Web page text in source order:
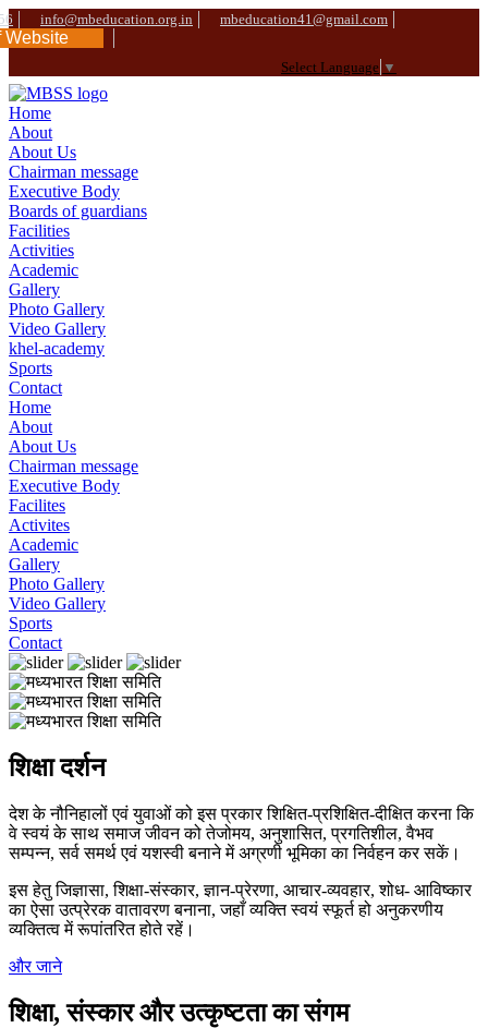
info@mbeducation.org.in mbeducation41@gmail.com
Website
Select Language ▼
Home
About
About Us
Chairman message
Executive Body
Boards of guardians
Facilities
Activities
Academic
Gallery
Photo Gallery
Video Gallery
khel-academy
Sports
Contact
Home
About
About Us
Chairman message
Executive Body
Facilites
Activites
Academic
Gallery
Photo Gallery
Video Gallery
Sports
Contact
शिक्षा दर्शन
देश के नौनिहालों एवं युवाओं को इस प्रकार शिक्षित-प्रशिक्षित-दीक्षित करना कि
वे स्वयं के साथ समाज जीवन को तेजोमय, अनुशासित, प्रगतिशील, वैभव
सम्पन्न, सर्व समर्थ एवं यशस्वी बनाने में अग्रणी भूमिका का निर्वहन कर सकें।
इस हेतु जिज्ञासा, शिक्षा-संस्कार, ज्ञान-प्रेरणा, आचार-व्यवहार, शोध- आविष्कार
का ऐसा उत्प्रेरक वातावरण बनाना, जहाँ व्यक्ति स्वयं स्फूर्त हो अनुकरणीय
व्यक्तित्व में रूपांतरित होते रहें।
और जाने
शिक्षा, संस्कार और उत्कृष्टता का संगम